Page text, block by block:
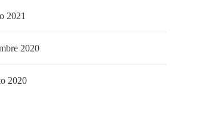
2021
2020
2020